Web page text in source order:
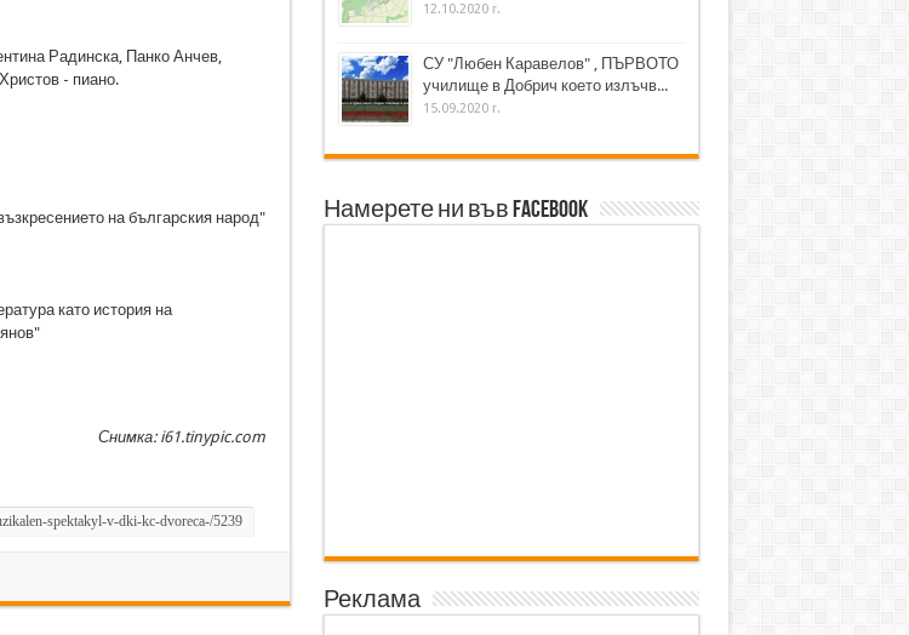
Радинска, Панко Анчев,
- пиано.
на българския народ"
като история на
Снимка: i61.tinypic.com
12.10.2020 г.
СУ "Любен Каравелов" , ПЪРВОТО
училище в Добрич което излъчв...
15.09.2020 г.
Намерете ни във Facebook
Реклама